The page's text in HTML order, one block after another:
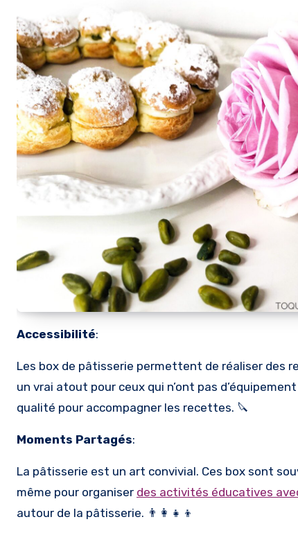
Accessibilité:
Les box de pâtisserie permettent de réaliser des
un vrai atout pour ceux qui n’ont pas
qualité pour accompagner les recettes. 🔪
Moments Partagés:
La pâtisserie est un art convivial. Ces box sont
même pour organiser des activités éducatives
autour de la pâtisserie. 👨‍👩‍👧‍👦